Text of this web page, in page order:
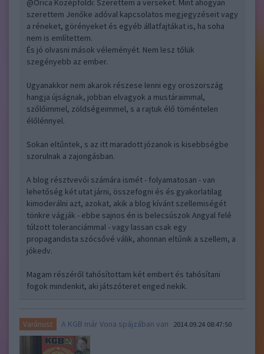
@Orica Középföldi: Szerettem a verseket. Mint ahogyan
szerettem Jenőke adóval kapcsolatos megjegyzéseit vagy
a réneket, görényeket és egyéb állatfajtákat is, ha soha
nem is említettem.
És jó olvasni mások véleményét. Nem lesz tőlük
szegényebb az ember.
Ugyanakkor nem akarok részese lenni egy oroszország
hangja újságnak, jobban elvagyok a mustáraimmal,
szőlőimmel, zöldségeimmel, s a rajtuk élő töméntelen
élőlénnyel.
Sokan eltűntek, s az itt maradott józanok is kisebbségbe
szorulnak a zajongásban.
A blog résztvevői számára ismét - folyamatosan - van
lehetőség két utat járni, összefogni és és gyakorlatilag
kimoderálni azt, azokat, akik a blog kívánt szellemiségét
tönkre vágják - ebbe sajnos én is belecsúszok Angyal felé
túlzott toleranciámmal - vagy lassan csak egy
propagandista szócsővé válik, ahonnan eltűnik a szellem, a
jókedv.
Magam részéről tahósítottam két embert és tahósítani
fogok mindenkit, aki játszóteret enged nekik.
Varánusz A KGB már Vona spájzában van 2014.09.24 08:47:50